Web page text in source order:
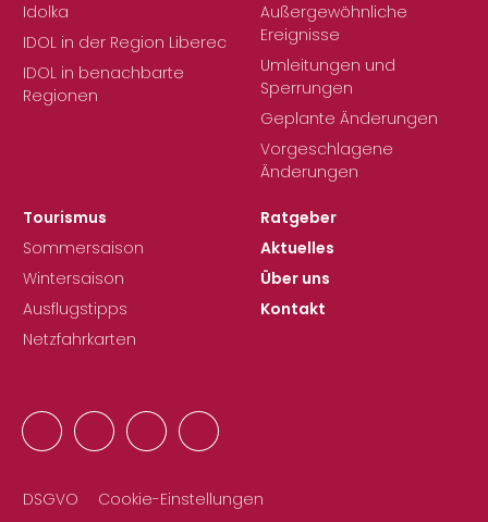
Idolka
IDOL in der Region Liberec
IDOL in benachbarte
Regionen
Außergewöhnliche
Ereignisse
Umleitungen und
Sperrungen
Geplante Änderungen
Vorgeschlagene
Änderungen
Tourismus
Sommersaison
Wintersaison
Ausflugstipps
Netzfahrkarten
Ratgeber
Aktuelles
Über uns
Kontakt
DSGVO
Cookie-Einstellungen